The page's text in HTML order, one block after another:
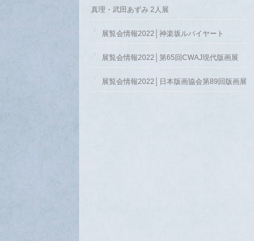
真理・武田あずみ 2人展
展覧会情報2022│神楽坂ルバイヤート
展覧会情報2022│第65回CWAJ現代版画展
展覧会情報2022│日本版画協会第89回版画展